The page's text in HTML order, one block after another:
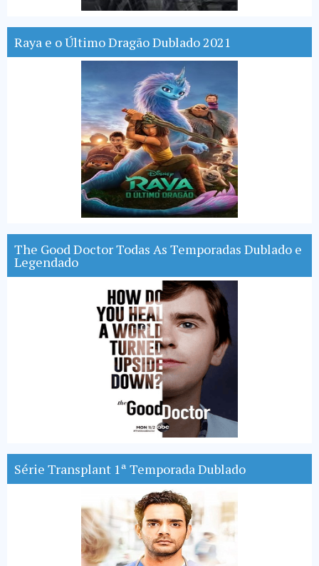
Raya e o Último Dragão Dublado 2021
The Good Doctor Todas As Temporadas Dublado e
Legendado
Série Transplant 1ª Temporada Dublado